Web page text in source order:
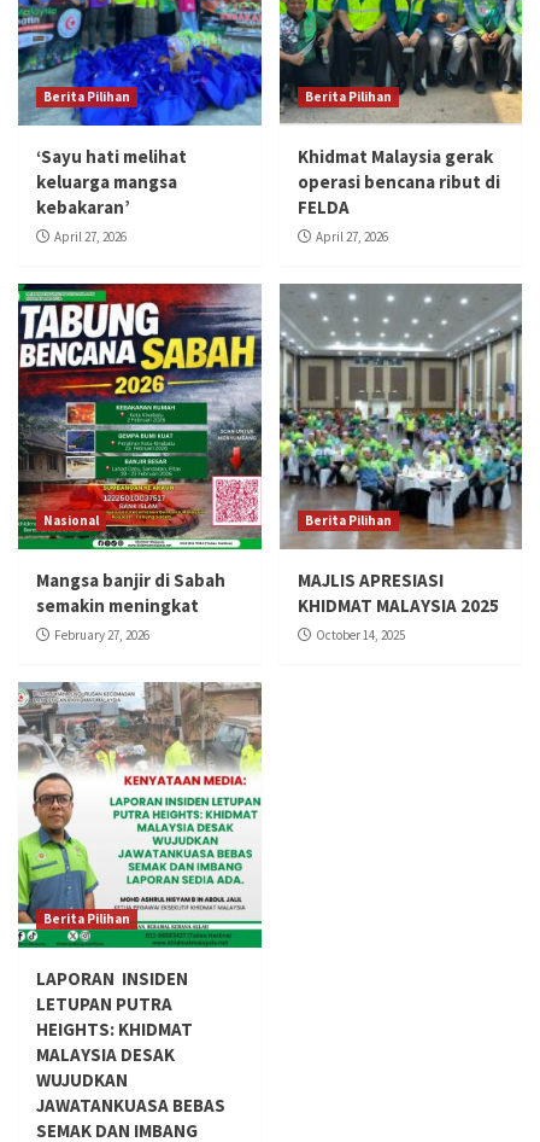
Berita Pilihan
‘Sayu hati melihat
keluarga mangsa
kebakaran’
April 27, 2026
Berita Pilihan
Khidmat Malaysia gerak
operasi bencana ribut di
FELDA
April 27, 2026
Nasional
Mangsa banjir di Sabah
semakin meningkat
February 27, 2026
Berita Pilihan
MAJLIS APRESIASI
KHIDMAT MALAYSIA 2025
October 14, 2025
Berita Pilihan
LAPORAN INSIDEN
LETUPAN PUTRA
HEIGHTS: KHIDMAT
MALAYSIA DESAK
WUJUDKAN
JAWATANKUASA BEBAS
SEMAK DAN IMBANG